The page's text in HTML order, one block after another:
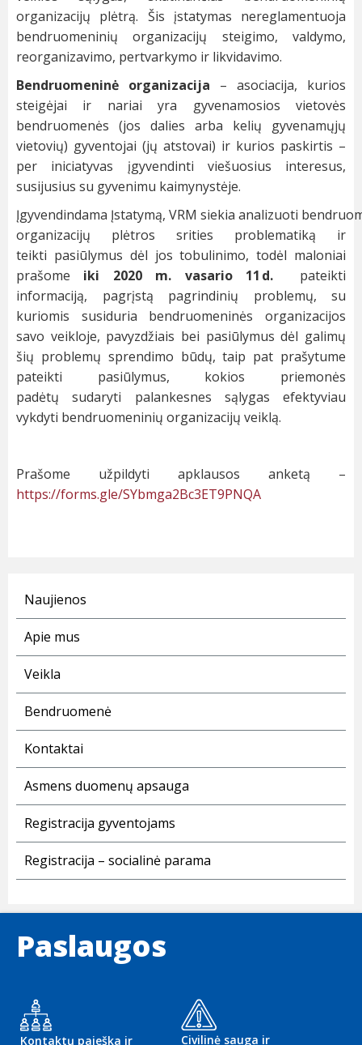
organizacijų plėtrą. Šis įstatymas nereglamentuoja
bendruomeninių organizacijų steigimo, valdymo,
reorganizavimo, pertvarkymo ir likvidavimo.
Bendruomeninė organizacija – asociacija, kurios
steigėjai ir nariai yra gyvenamosios vietovės
bendruomenės (jos dalies arba kelių gyvenamųjų
vietovių) gyventojai (jų atstovai) ir kurios paskirtis –
per iniciatyvas įgyvendinti viešuosius interesus,
susijusius su gyvenimu kaimynystėje.
Įgyvendindama Įstatymą, VRM siekia analizuoti
organizacijų plėtros srities problematiką ir
teikti pasiūlymus dėl jos tobulinimo, todėl maloniai
prašome iki 2020 m. vasario 11 d. pateikti
informaciją, pagrįstą pagrindinių problemų, su
kuriomis susiduria bendruomeninės organizacijos
savo veikloje, pavyzdžiais bei pasiūlymus dėl galimų
šių problemų sprendimo būdų, taip pat prašytume
pateikti pasiūlymus, kokios priemonės
padėtų sudaryti palankesnes sąlygas efektyviau
vykdyti bendruomeninių organizacijų veiklą.
Prašome užpildyti apklausos anketą –
https://forms.gle/SYbmga2Bc3ET9PNQA
Naujienos
Apie mus
Veikla
Bendruomenė
Kontaktai
Asmens duomenų apsauga
Registracija gyventojams
Registracija – socialinė parama
Paslaugos
Kontaktų paieška ir Civilinė sauga ir